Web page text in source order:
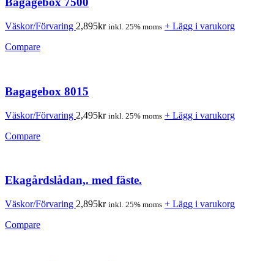
Väskor/Förvaring 2,895kr inkl. 25% moms + Lägg i varukorg
Compare
Bagagebox 8015
Väskor/Förvaring 2,495kr inkl. 25% moms + Lägg i varukorg
Compare
Ekagårdslådan,. med fäste.
Väskor/Förvaring 2,895kr inkl. 25% moms + Lägg i varukorg
Compare